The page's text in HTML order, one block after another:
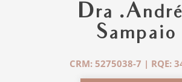
Dra
Sampaio
CRM: 5275038-7 | RQE: